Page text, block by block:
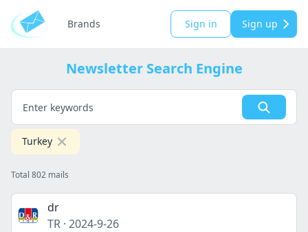
Brands Sign in Sign up
Newsletter Search Engine
Turkey
Total 802 mails
dr
TR · 2024-9-26